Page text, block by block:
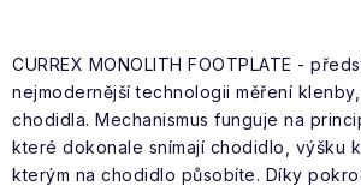
CURREX MONOLITH FOOTPLATE -
nejmodernější technologii měření
chodidla. Mechanismus funguje na
které dokonale snímají chodidlo, výšku
kterým na chodidlo působíte. Díky